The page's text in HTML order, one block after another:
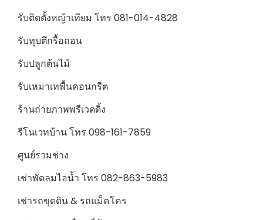
รับติดตั้งหญ้าเทียม โทร 081-014-4828
รับทุบตึกรื้อถอน
รับปลูกต้นไม้
รับเหมาเทพื้นคอนกรีต
ร้านถ่ายภาพพรีเวดดิ้ง
รีโนเวทบ้าน โทร 098-161-7859
ศูนย์รวมช่าง
เช่าพัดลมไอน้ำ โทร 082-863-5983
เช่ารถขุดดิน & รถแม็คโคร